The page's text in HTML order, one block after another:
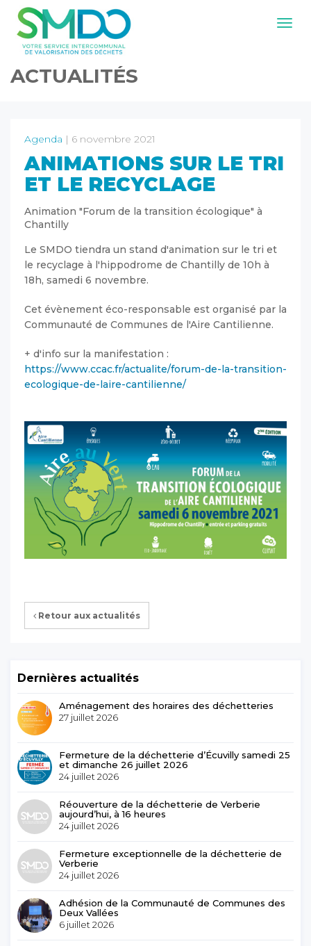
ACTUALITÉS
Agenda | 6 novembre 2021
ANIMATIONS SUR LE TRI
ET LE RECYCLAGE
Animation "Forum de la transition écologique" à
Chantilly
Le SMDO tiendra un stand d'animation sur le tri et
le recyclage à l'hippodrome de Chantilly de 10h à
18h, samedi 6 novembre.
Cet évènement éco-responsable est organisé par la
Communauté de Communes de l'Aire Cantilienne.
+ d'info sur la manifestation :
https://www.ccac.fr/actualite/forum-de-la-transition-
ecologique-de-laire-cantilienne/
Retour aux actualités
Dernières actualités
Aménagement des horaires des déchetteries
27 juillet 2026
Fermeture de la déchetterie d’Écuvilly samedi 25
et dimanche 26 juillet 2026
24 juillet 2026
Réouverture de la déchetterie de Verberie
aujourd’hui, à 16 heures
24 juillet 2026
Fermeture exceptionnelle de la déchetterie de
Verberie
24 juillet 2026
Adhésion de la Communauté de Communes des
Deux Vallées
6 juillet 2026